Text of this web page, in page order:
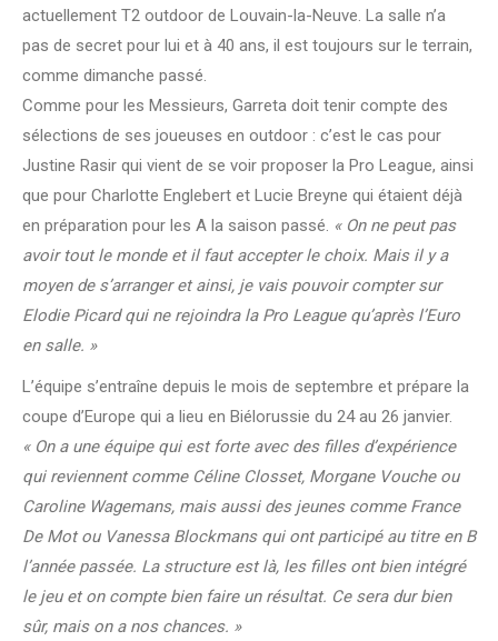
actuellement T2 outdoor de Louvain-la-Neuve. La salle n’a
pas de secret pour lui et à 40 ans, il est toujours sur le terrain,
comme dimanche passé.
Comme pour les Messieurs, Garreta doit tenir compte des
sélections de ses joueuses en outdoor : c’est le cas pour
Justine Rasir qui vient de se voir proposer la Pro League, ainsi
que pour Charlotte Englebert et Lucie Breyne qui étaient déjà
en préparation pour les A la saison passé. « On ne peut pas
avoir tout le monde et il faut accepter le choix. Mais il y a
moyen de s’arranger et ainsi, je vais pouvoir compter sur
Elodie Picard qui ne rejoindra la Pro League qu’après l’Euro
en salle. »
L’équipe s’entraîne depuis le mois de septembre et prépare la
coupe d’Europe qui a lieu en Biélorussie du 24 au 26 janvier.
« On a une équipe qui est forte avec des filles d’expérience
qui reviennent comme Céline Closset, Morgane Vouche ou
Caroline Wagemans, mais aussi des jeunes comme France
De Mot ou Vanessa Blockmans qui ont participé au titre en B
l’année passée. La structure est là, les filles ont bien intégré
le jeu et on compte bien faire un résultat. Ce sera dur bien
sûr, mais on a nos chances. »